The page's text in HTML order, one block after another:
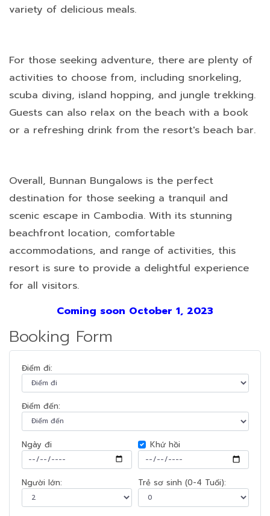
variety of delicious meals.
For those seeking adventure, there are plenty of
activities to choose from, including snorkeling,
scuba diving, island hopping, and jungle trekking.
Guests can also relax on the beach with a book
or a refreshing drink from the resort's beach bar.
Overall, Bunnan Bungalows is the perfect
destination for those seeking a tranquil and
scenic escape in Cambodia. With its stunning
beachfront location, comfortable
accommodations, and range of activities, this
resort is sure to provide a delightful experience
for all visitors.
Coming soon October 1, 2023
Booking Form
Điểm đi:
Điểm đến:
Ngày đi Khứ hồi
Người lớn: Trẻ sơ sinh (0-4 Tuổi):